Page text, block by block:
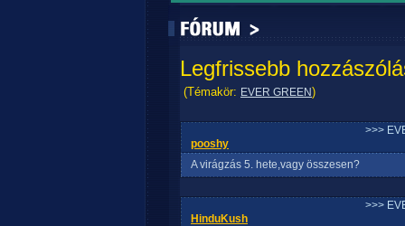
Legfrissebb
(Témakör: EVER GREEN)
>>>
pooshy
A virágzás 5. hete,vagy összesen?
>>>
HinduKush